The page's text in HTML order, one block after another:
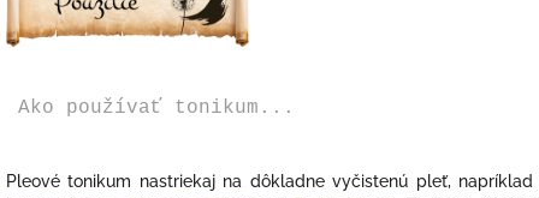
Ako používať tonikum...
Pleové tonikum nastriekaj na dôkladne vyčistenú pleť, napríklad